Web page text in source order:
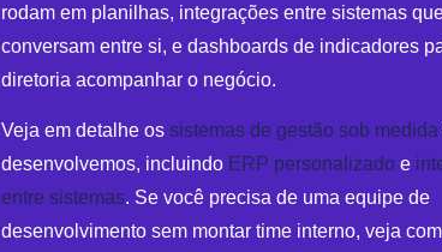
rodam em planilhas, integrações entre sistemas
conversam entre si, e dashboards de indicadores
diretoria acompanhar o negócio.
Veja em detalhe os sistemas de gestão sob medida
desenvolvemos, incluindo ERP personalizado e
entre sistemas. Se você precisa de uma equipe de
desenvolvimento sem montar time interno, veja